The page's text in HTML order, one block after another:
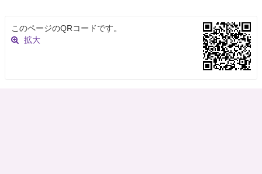
このページのQRコードです。
拡大